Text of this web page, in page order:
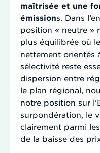
maîtrisée et une
émissions. Dans
position « neutre »
plus équilibrée où
nettement orientés
sélectivité reste
dispersion entre
le plan régional,
notre position sur
surpondération, le
clairement parmi
de la baisse des